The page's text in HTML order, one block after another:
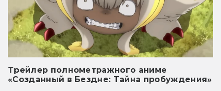
Трейлер полнометражного аниме
«Созданный в Бездне: Тайна пробуждения»